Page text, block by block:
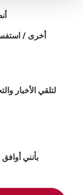
أخرى /
لتلقي الأخبار
بأنني